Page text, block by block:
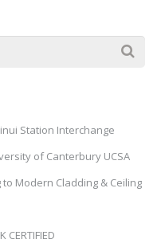
Station Interchange
of Canterbury UCSA
to Modern Cladding & Ceiling
CERTIFIED